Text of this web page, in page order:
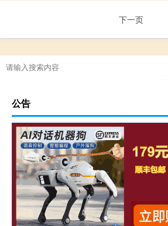
下一页
公告